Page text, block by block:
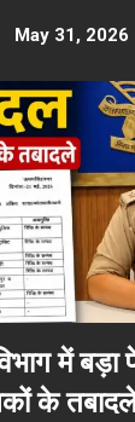
May 31, 2026
में
के